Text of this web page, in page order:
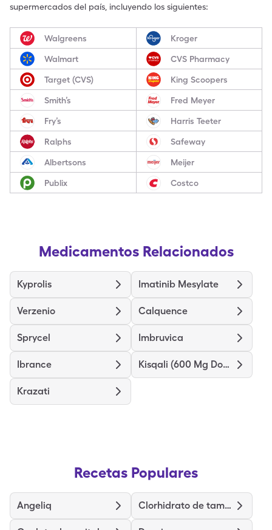
supermercados del país, incluyendo los siguientes:
Walgreens Kroger
Walmart CVS Pharmacy
Target (CVS) King Scoopers
Smith’s Fred Meyer
Fry’s Harris Teeter
Ralphs Safeway
Albertsons Meijer
Publix Costco
Medicamentos Relacionados
Kyprolis Imatinib Mesylate
Verzenio Calquence
Sprycel Imbruvica
Ibrance Kisqali (600 Mg Dose)
Krazati
Recetas Populares
Angeliq Clorhidrato de tamsulosina